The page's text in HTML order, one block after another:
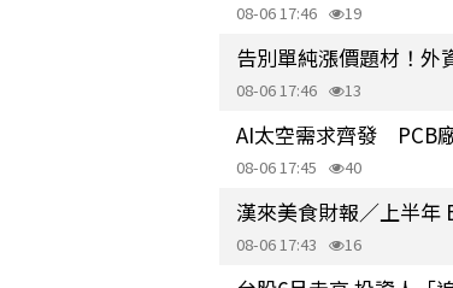
08-06 17:46 19
告別單純漲價題材！外
08-06 17:46 13
AI太空需求齊發 PCB
08-06 17:45 40
漢來美食財報／上半年
08-06 17:43 16